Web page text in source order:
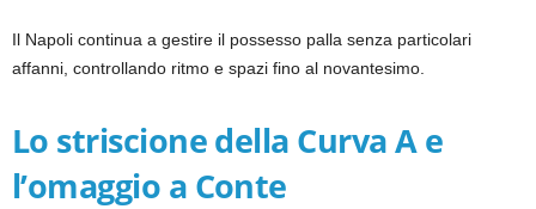
Il Napoli continua a gestire il possesso palla senza particolari
affanni, controllando ritmo e spazi fino al novantesimo.
Lo striscione della Curva A e
l’omaggio a Conte